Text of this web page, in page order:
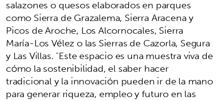
salazones o quesos elaborados en parques
como Sierra de Grazalema, Sierra Aracena y
Picos de Aroche, Los Alcornocales, Sierra
María-Los Vélez o las Sierras de Cazorla, Segura
y Las Villas. "Este espacio es una muestra viva de
cómo la sostenibilidad, el saber hacer
tradicional y la innovación pueden ir de la mano
para generar riqueza, empleo y futuro en las